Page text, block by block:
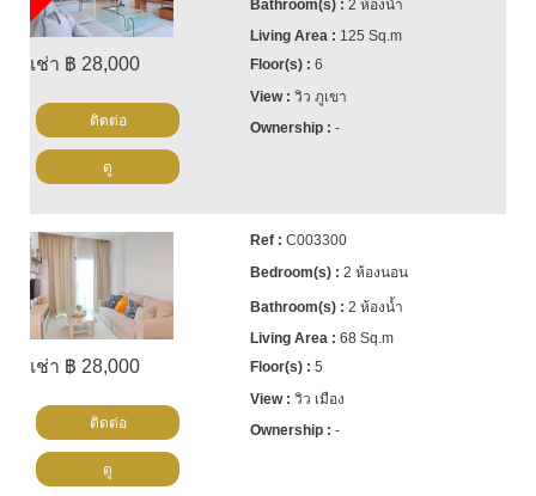
เช่า ฿ 28,000
2 ห้องน้ำ
125 Sq.m
6
วิว ภูเขา
-
ติดต่อ
ดู
เช่า ฿ 28,000
C003300
2 ห้องนอน
2 ห้องน้ำ
68 Sq.m
5
วิว เมือง
-
ติดต่อ
ดู